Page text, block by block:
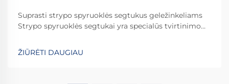
Suprasti strypo spyruoklės segtukus geležinkeliams
Strypo spyruoklės segtukai yra specialūs tvirtinimo
pasaulyje esančiuose geležinkelių sistemose. Jie
užtikrina, kad bėgiai būtų tinkamai pritvirtinti, kad
ŽIŪRĖTI DAUGIAU